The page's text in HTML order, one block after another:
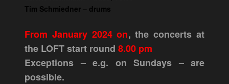
Tim Schmiedner – drums
From January 2024 on, the concerts at
the LOFT start round 8.00 pm
Exceptions – e.g. on Sundays – are
possible.